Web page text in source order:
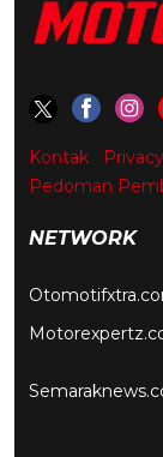
Kontak
Pedoman
NETWORK